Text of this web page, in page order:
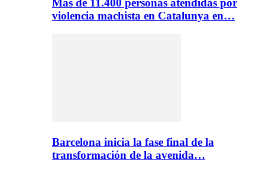
Más de 11.400 personas atendidas por
violencia machista en Catalunya en…
Barcelona inicia la fase final de la
transformación de la avenida…